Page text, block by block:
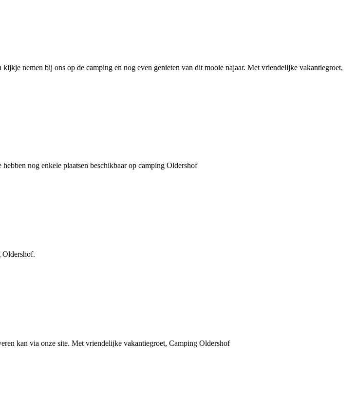
nemen bij ons op de camping en nog even genieten van dit mooie najaar. Met vriendelijke vakantiegroet,
nog enkele plaatsen beschikbaar op camping Oldershof
Oldershof.
kan via onze site. Met vriendelijke vakantiegroet, Camping Oldershof